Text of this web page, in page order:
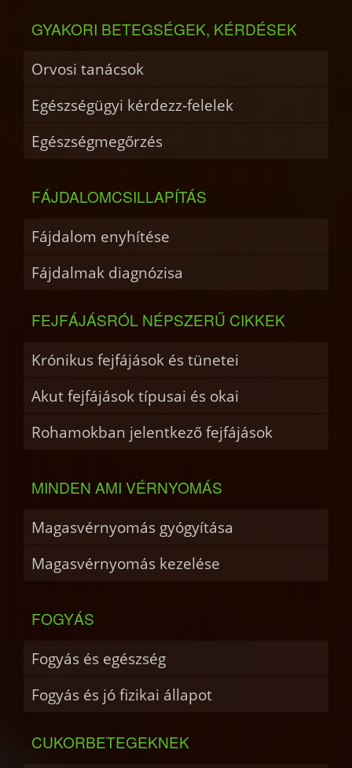
GYAKORI BETEGSÉGEK, KÉRDÉSEK
Orvosi tanácsok
Egészségügyi kérdezz-felelek
Egészségmegőrzés
FÁJDALOMCSILLAPÍTÁS
Fájdalom enyhítése
Fájdalmak diagnózisa
FEJFÁJÁSRÓL NÉPSZERŰ CIKKEK
Krónikus fejfájások és tünetei
Akut fejfájások típusai és okai
Rohamokban jelentkező fejfájások
MINDEN AMI VÉRNYOMÁS
Magasvérnyomás gyógyítása
Magasvérnyomás kezelése
FOGYÁS
Fogyás és egészség
Fogyás és jó fizikai állapot
CUKORBETEGEKNEK